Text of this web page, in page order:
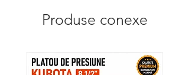
Produse conexe